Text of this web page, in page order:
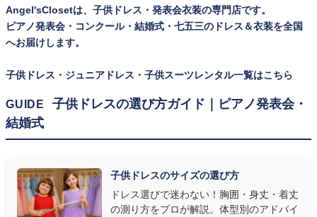
Angel'sClosetは、子供ドレス・発表会衣装の専門店です。
ピアノ発表会・コンクール・結婚式・七五三のドレス＆衣装を全国
へお届けします。
子供ドレス・ジュニアドレス・子供スーツレンタル一覧はこちら
GUIDE
子供ドレスの選び方ガイド｜ピアノ発表会・
結婚式
子供ドレスのサイズの選び方
ドレス選びで迷わない！胸囲・身丈・着丈
の測り方をプロが解説。体型別のアドバイ